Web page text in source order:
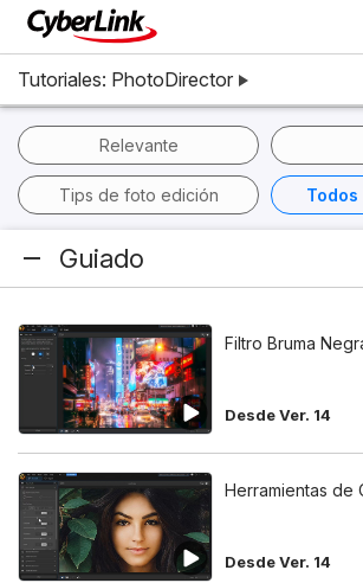
Tutoriales: PhotoDirector
Relevante
Tips de foto edición
Guiado
Filtro Bruma
Desde Ver. 14
Herramientas de
Desde Ver. 14